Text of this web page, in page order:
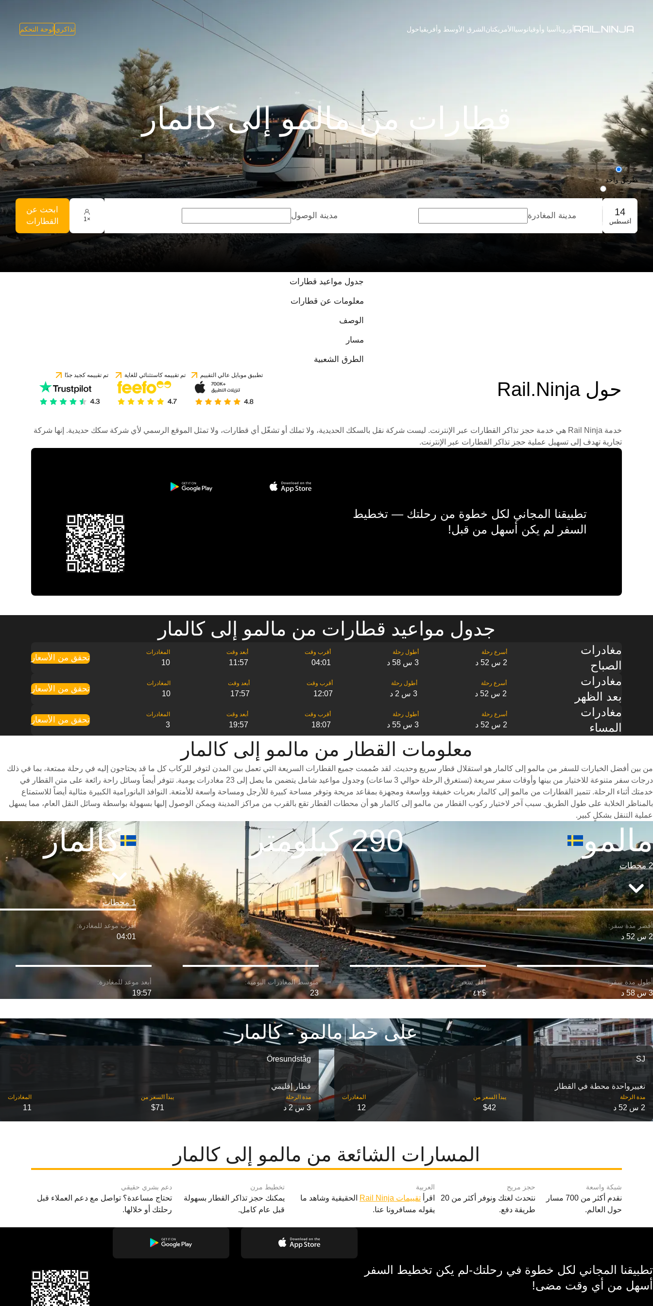
أوروبا آسيا وأوقيانوسيا الأمريكتان الشرق الأوسط وأفريقياحول تذاكري لوحة التحكم
قطارات من مالمو إلى كالمار
طريق واحد
رحلة ذهاب وإياب
الحجز الجماعي
14
أغسطس
مدينة المغادرة مدينة الوصول ×
1
ابحث عن
القطارات
جدول مواعيد قطارات
معلومات عن قطارات
الوصف
مسار
الطرق الشعبية
حول Rail.Ninja
تطبيق موبايل عالي التقييم تم تقييمه كاستثنائي للغاية تم تقييمه كجيد جدًا
خدمة Rail Ninja هي خدمة حجز تذاكر القطارات عبر الإنترنت. ليست شركة نقل بالسكك الحديدية، ولا تملك أو تشغّل أي قطارات، ولا تمثل الموقع الرسمي لأي شركة سكك حديدية. إنها شركة
تجارية تهدف إلى تسهيل عملية حجز تذاكر القطارات عبر الإنترنت.
تطبيقنا المجاني لكل خطوة من رحلتك — تخطيط
السفر لم يكن أسهل من قبل!
جدول مواعيد قطارات من مالمو إلى كالمار
مغادرات
الصباح
2 س 52 د 3 س 58 د 04:01
11:57
10
تحقق من الأسعار
مغادرات
بعد الظهر
2 س 52 د 3 س 2 د 12:07
17:57
10
تحقق من الأسعار
مغادرات
المساء
2 س 52 د 3 س 55 د 18:07
19:57
3
تحقق من الأسعار
معلومات القطار من ‎مالمو إلى ‎كالمار
من بين أفضل الخيارات للسفر من مالمو إلى كالمار هو استقلال قطار سريع وحديث. لقد صُممت جميع القطارات السريعة التي تعمل بين المدن لتوفر للركاب كل ما قد يحتاجون إليه في رحلة ممتعة، بما في ذلك
درجات سفر متنوعة للاختيار من بينها وأوقات سفر سريعة (تستغرق الرحلة حوالي 3 ساعات) وجدول مواعيد شامل يتضمن ما يصل إلى 23 مغادرات يومية. تتوفر أيضاً وسائل راحة رائعة على متن القطار في
خدمتك أثناء الرحلة. تتميز القطارات من مالمو إلى كالمار بعربات خفيفة وواسعة ومجهزة بمقاعد مريحة وتوفر مساحة كبيرة للأرجل ومساحة واسعة للأمتعة. النوافذ البانورامية الكبيرة مثالية أيضاً للاستمتاع
بالمناظر الخلابة على طول الطريق. سبب آخر لاختيار ركوب القطار من مالمو إلى كالمار هو أن محطات القطار تقع بالقرب من مراكز المدينة ويمكن الوصول إليها بسهولة بواسطة وسائل النقل العام، مما يسهل
عملية التنقل بشكلٍ كبير.
مالمو
2 محطات
290 كيلومتر كالمار
1 محطات
2 س 52 د 04:01
3 س 58 د $٤٢ 23
19:57
على خط مالمو - كالمار
SJ
تغییرواحدة محطة في القطار
مدة الرحلة
2 س 52 د
‎يبدأ السعر من
$42
12
Öresundståg
قطار إقليمي
مدة الرحلة
3 س 2 د $71
11
المسارات الشائعة من مالمو إلى كالمار
شبكة واسعة
نقدم أكثر من 700 مسار
حول العالم.
حجز مريح
نتحدث لغتك ونوفر أكثر من 20
طريقة دفع.
العربية
اقرأ تقييمات Rail Ninja
الحقيقية وشاهد ما
يقوله مسافرونا عنا.
تخطيط مرن
يمكنك حجز تذاكر القطار بسهولة
قبل عام كامل.
دعم بشري حقيقي
تحتاج مساعدة؟ تواصل مع دعم العملاء قبل
رحلتك أو خلالها.
تطبيقنا المجاني لكل خطوة في رحلتك-لم يكن تخطيط السفر
أسهل من أي وقت مضى!